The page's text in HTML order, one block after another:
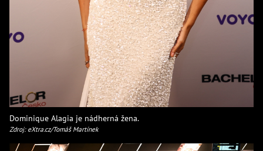
Dominique Alagia je nádherná žena.
Zdroj: eXtra.cz/Tomáš Martínek